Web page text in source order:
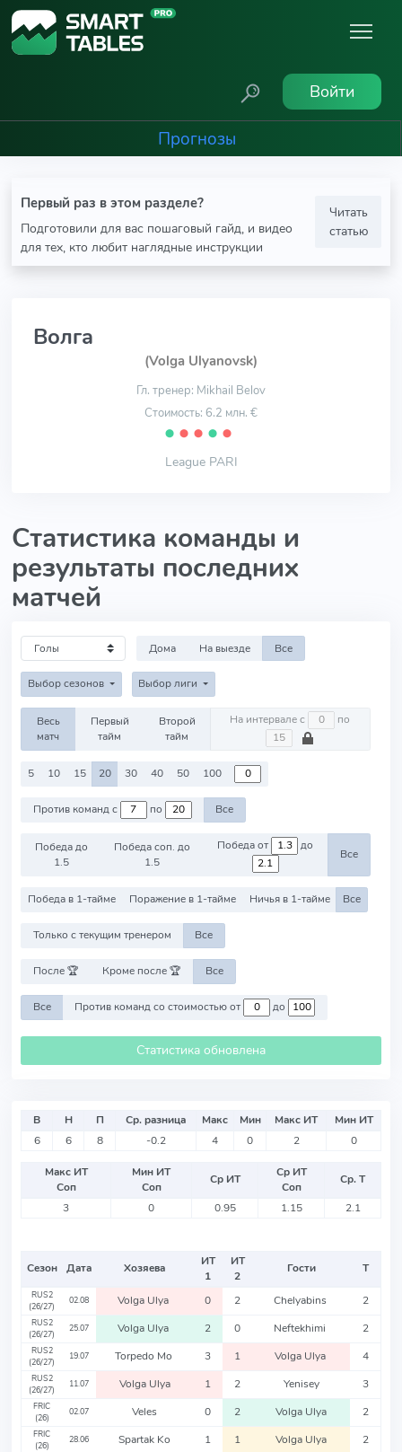
Войти
Прогнозы
Первый раз в этом разделе?
Подготовили для вас пошаговый гайд, и видео
для тех, кто любит наглядные инструкции
Читать
статью
Волга
(Volga Ulyanovsk)
Гл. тренер: Mikhail Belov
Стоимость: 6.2 млн. €
⬤ ⬤ ⬤ ⬤ ⬤
League PARI
Статистика команды и
результаты последних
матчей
Дома На выезде Все
Выбор сезонов Выбор лиги
Весь
матч
Первый
тайм
Второй
тайм
На интервале с по
5 10 15 20 30 40 50 100
Против команд с по Все
Победа до
1.5
Победа соп. до
1.5
Победа от до
Все
Победа в 1-тайме Поражение в 1-тайме Ничья в 1-тайме Все
Только с текущим тренером Все
После 🏆 Кроме после 🏆 Все
Все Против команд со стоимостью от до
Статистика обновлена
В Н П Ср. разница Макс Мин Макс ИТ
Мин ИТ
6
6 8 -0.2 4 0 2 0
Макс ИТ
Соп
Мин ИТ
Соп
Ср ИТ
Ср ИТ
Соп
Ср. Т
3
0 0.95 1.15 2.1
Сезон Дата Хозяева
ИТ
1
ИТ
2
Гости Т
RUS2
(26/27)
02.08 Volga Ulya 0 2 Chelyabins 2
RUS2
(26/27)
25.07 Volga Ulya 2 0 Neftekhimi 2
RUS2
(26/27)
19.07 Torpedo Mo 3 1 Volga Ulya 4
RUS2
(26/27)
11.07 Volga Ulya 1 2 Yenisey 3
FRIC
(26)
02.07 Veles 0 2 Volga Ulya 2
FRIC
(26)
28.06 Spartak Ko 1 1 Volga Ulya 2